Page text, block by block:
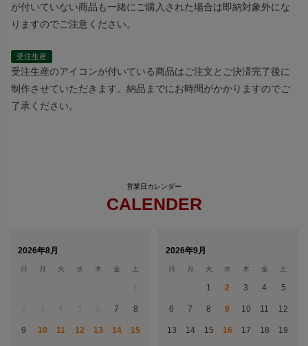
が付いていない商品も一緒にご購入された場合は即納対象外にな
りますのでご注意ください。
受注生産
受注生産のアイコンが付いている商品はご注文とご決済完了後に
制作させていただきます。納品までにお時間がかかりますのでご
了承ください。
CALENDER
2026年8月
日 月 火 水 木 金 土
7 8
9 10 11 12 13 14 15
2026年9月
日 月 火 水 木 金 土
1 2 3 4 5
6 7 8 9 10 11 12
13 14 15 16 17 18 19